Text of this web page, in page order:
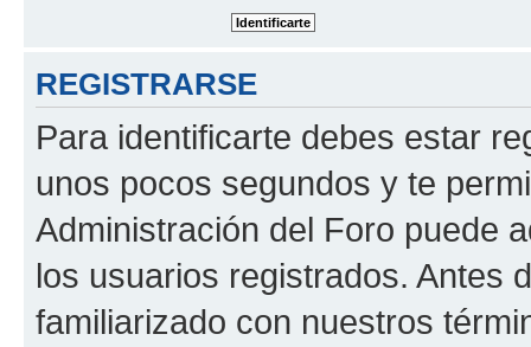
REGISTRARSE
Para identificarte debes estar
unos pocos segundos y te
Administración del Foro puede
los usuarios registrados. Antes
familiarizado con nuestros